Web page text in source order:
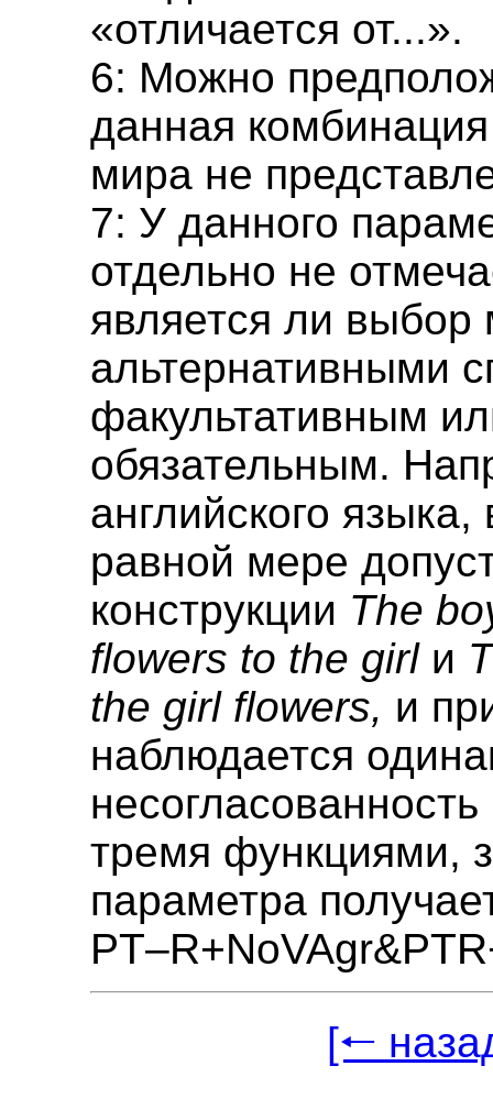
«отличается от...».
6: Можно
данная
мира не
7: У данного
отдельно не
является ли выбор
альтернативными
факультативным
обязательным.
английского
равной мере
конструкции The
flowers to the girlи
the girl flowers, и
наблюдается
несогласованность
тремя функциями,
параметра
[🠐